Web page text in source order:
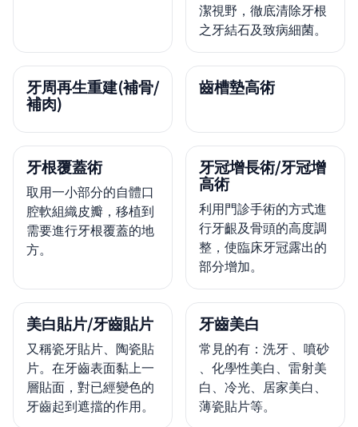
潔視野，徹底清除牙根
之牙結石及致病細菌。
牙周再生重建(補骨/
補肉)
齒槽墊高術
牙根覆蓋術
取用一小部分的自體口
腔軟組織皮瓣，移植到
需要進行牙根覆蓋的地
方。
牙冠增長術/牙冠增
高術
利用門診手術的方式進
行牙齦及骨頭的高度調
整，使臨床牙冠露出的
部分增加。
美白貼片/牙齒貼片
又稱瓷牙貼片、陶瓷貼
片。在牙齒表面黏上一
層貼面，對已經變色的
牙齒起到遮擋的作用。
牙齒美白
常見的有：洗牙 、噴砂
、化學性美白、雷射美
白、冷光、居家美白、
薄瓷貼片等。